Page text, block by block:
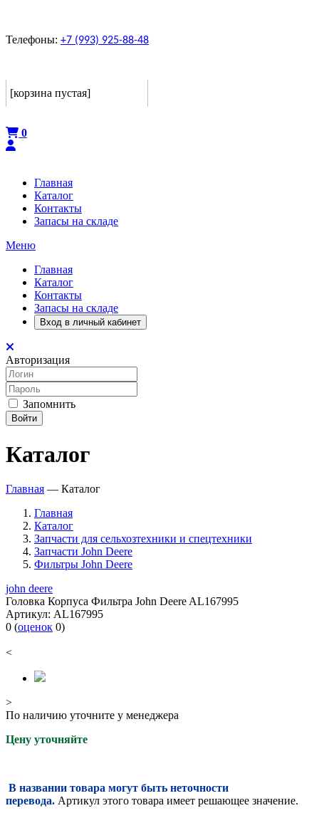
Телефоны: +7 (993) 925-88-48
[корзина пустая]
0
Главная
Каталог
Контакты
Запасы на складе
Меню
Главная
Каталог
Контакты
Запасы на складе
Вход в личный кабинет
Авторизация
Запомнить
Войти
Каталог
Главная — Каталог
Главная
Каталог
Запчасти для сельхозтехники и спецтехники
Запчасти John Deere
Фильтры John Deere
john deere
Головка Корпуса Фильтра John Deere AL167995
Артикул: AL167995
0 (оценок 0)
<
>
По наличию уточните у менеджера
Цену уточняйте
В названии товара могут быть неточности
перевода. Артикул этого товара имеет решающее значение.